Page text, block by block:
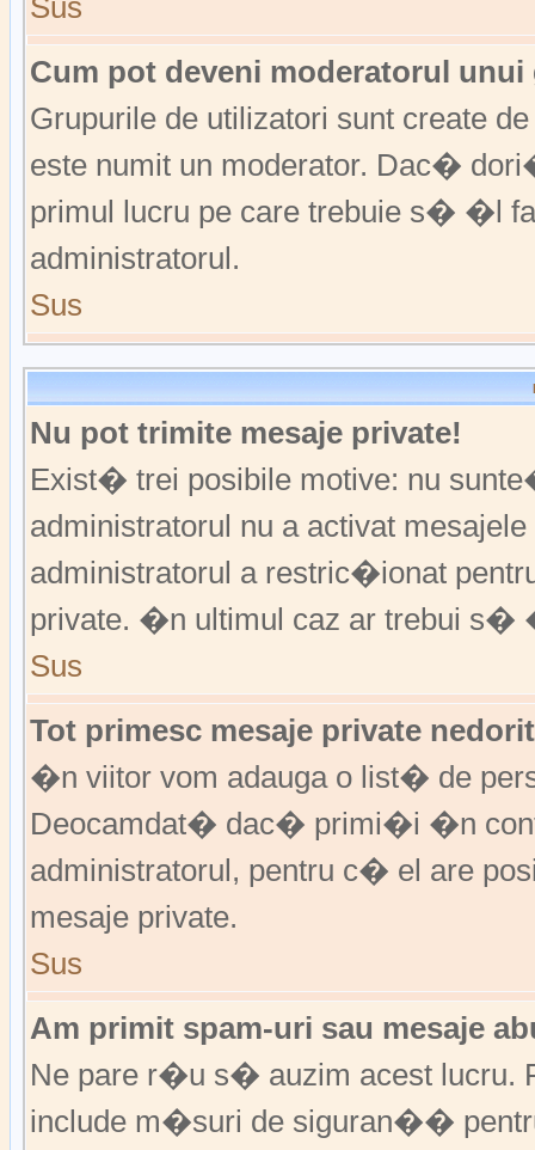
Sus
Cum pot deveni moderatorul
Grupurile de utilizatori sunt create
este numit un moderator. Dac�
primul lucru pe care trebuie s� �l
administratorul.
Sus
Nu pot trimite mesaje private!
Exist� trei posibile motive: nu
administratorul nu a activat
administratorul a restric�ionat
private. �n ultimul caz ar trebui s�
Sus
Tot primesc mesaje private
�n viitor vom adauga o list� de
Deocamdat� dac� primi�i �n
administratorul, pentru c� el are
mesaje private.
Sus
Am primit spam-uri sau mesaje
Ne pare r�u s� auzim acest lucru.
include m�suri de siguran��